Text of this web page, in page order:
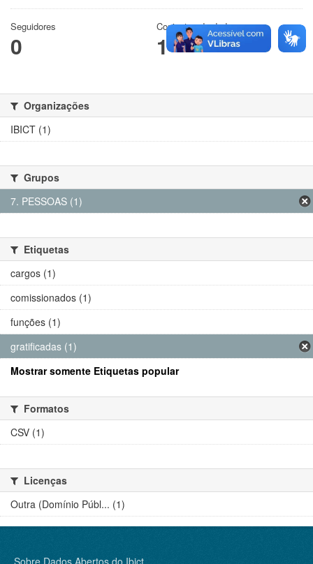
Seguidores
0
Conjuntos de dados
1
Organizações
IBICT (1)
Grupos
7. PESSOAS (1)
Etiquetas
cargos (1)
comissionados (1)
funções (1)
gratificadas (1)
Mostrar somente Etiquetas popular
Formatos
CSV (1)
Licenças
Outra (Domínio Públ... (1)
Sobre Dados Abertos do Ibict